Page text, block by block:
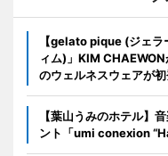
【gelato pique (ジェラ
ィム)」KIM
のウェルネスウェアが
【葉山うみのホテル】
ント「umi conexion